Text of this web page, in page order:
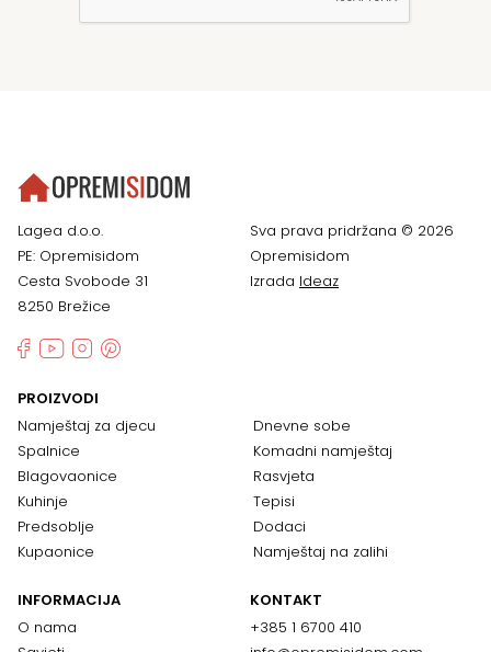
Lagea d.o.o.
PE: Opremisidom
Cesta Svobode 31
8250 Brežice
Sva prava pridržana © 2026
Opremisidom
Izrada Ideaz
PROIZVODI
Namještaj za djecu
Spalnice
Blagovaonice
Kuhinje
Predsoblje
Kupaonice
Dnevne sobe
Komadni namještaj
Rasvjeta
Tepisi
Dodaci
Namještaj na zalihi
INFORMACIJA
O nama
KONTAKT
+385 1 6700 410